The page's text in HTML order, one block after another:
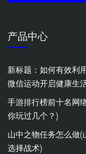
产品中心
新标题：如何有效利
微信运动开启健康生
手游排行榜前十名网
你玩过几个？)
山中之物任务怎么做
选择战术)